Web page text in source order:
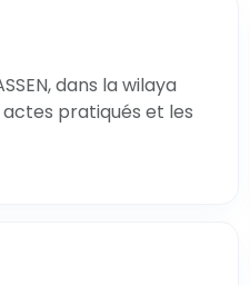
dans la wilaya
actes pratiqués et les